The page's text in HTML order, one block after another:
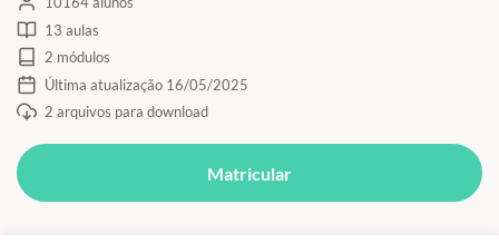
13 aulas
2 módulos
Última atualização 16/05/2025
2 arquivos para download
Matricular